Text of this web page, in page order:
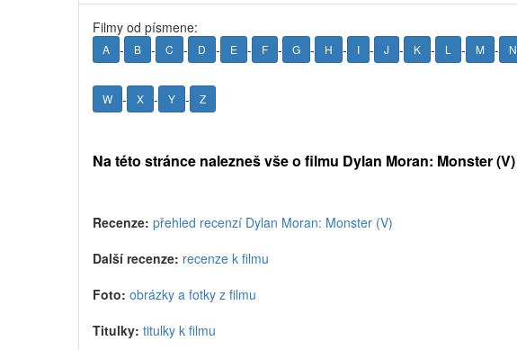
Filmy od písmene:
A - B - C - D - E - F - G - H - I - J - K - L - M - N
W - X - Y - Z
Na této stránce nalezneš vše o filmu Dylan Moran: Monster (V)
Recenze: přehled recenzí Dylan Moran: Monster (V)
Další recenze: recenze k filmu
Foto: obrázky a fotky z filmu
Titulky: titulky k filmu